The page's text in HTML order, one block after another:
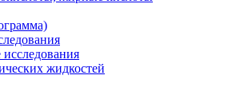
исследования
жидкостей